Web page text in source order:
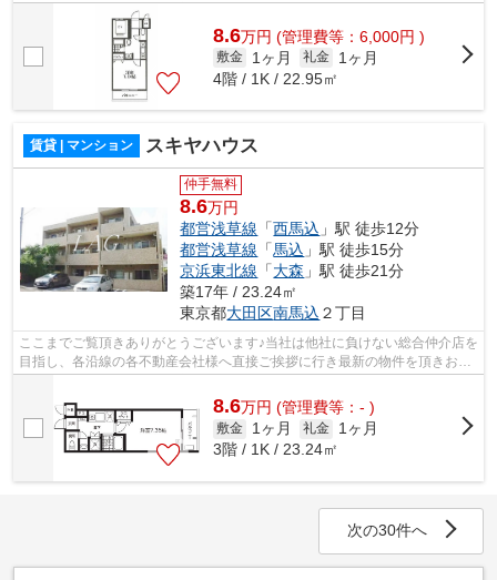
様へ提供しております！最新の情報は...
8.6万円 (管理費等：6,000円 )
敷金 1ヶ月 礼金
1ヶ月
4階 / 1K / 22.95㎡
賃貸 | マンション スキヤハウス
仲手無料
8.6万円
都営浅草線 「西馬込 」駅 徒歩12分
都営浅草線 「馬込 」駅 徒歩15分
京浜東北線 「大森 」駅 徒歩21分
築17年 / 23.24㎡
東京都大田区南馬込 ２丁目
ここまでご覧頂きありがとうございます♪当社は他社に負けない総合仲介店を
目指し、各沿線の各不動産会社様へ直接ご挨拶に行き最新の物件を頂きお客
様へ提供しております！最新の情報は...
8.6万円 (管理費等：- )
敷金 1ヶ月 礼金
1ヶ月
3階 / 1K / 23.24㎡
次の30件へ